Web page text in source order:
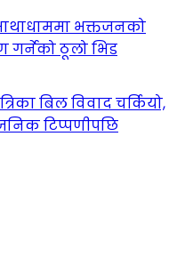
भक्तजनको
गर्नेको ठूलो भिड
बिल विवाद चर्कियो,
टिप्पणीपछि